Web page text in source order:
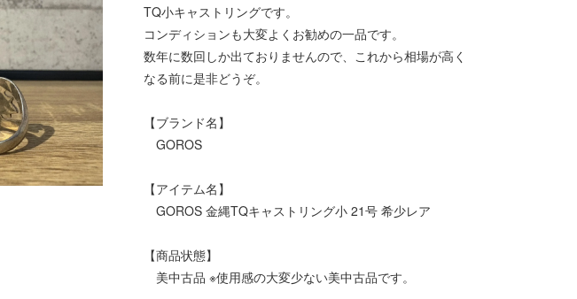
TQ小キャストリングです。
コンディションも大変よくお勧めの一品です。
数年に数回しか出ておりませんので、これから相場が高く
なる前に是非どうぞ。
【ブランド名】
GOROS
【アイテム名】
GOROS 金縄TQキャストリング小 21号 希少レア
【商品状態】
美中古品 ※使用感の大変少ない美中古品です。